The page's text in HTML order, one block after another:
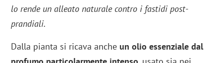
lo rende un alleato naturale contro i fastidi post-
prandiali.
Dalla pianta si ricava anche un olio essenziale dal